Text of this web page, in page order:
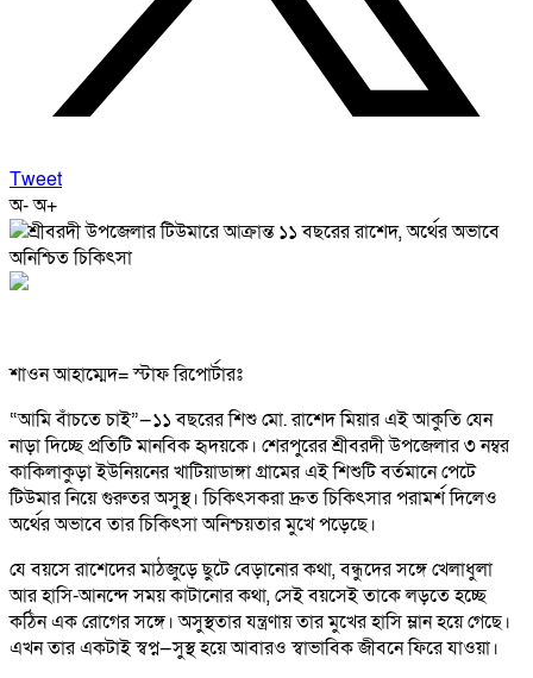
Tweet
অ-অ+
শাওন আহাম্মেদ= স্টাফ রিপোর্টারঃ
“আমি বাঁচতে চাই”—১১ বছরের শিশু মো. রাশেদ মিয়ার এই আকুতি যেন
নাড়া দিচ্ছে প্রতিটি মানবিক হৃদয়কে। শেরপুরের শ্রীবরদী উপজেলার ৩ নম্বর
কাকিলাকুড়া ইউনিয়নের খাটিয়াডাঙ্গা গ্রামের এই শিশুটি বর্তমানে পেটে
টিউমার নিয়ে গুরুতর অসুস্থ। চিকিৎসকরা দ্রুত চিকিৎসার পরামর্শ দিলেও
অর্থের অভাবে তার চিকিৎসা অনিশ্চয়তার মুখে পড়েছে।
যে বয়সে রাশেদের মাঠজুড়ে ছুটে বেড়ানোর কথা, বন্ধুদের সঙ্গে খেলাধুলা
আর হাসি-আনন্দে সময় কাটানোর কথা, সেই বয়সেই তাকে লড়তে হচ্ছে
কঠিন এক রোগের সঙ্গে। অসুস্থতার যন্ত্রণায় তার মুখের হাসি ম্লান হয়ে গেছে।
এখন তার একটাই স্বপ্ন—সুস্থ হয়ে আবারও স্বাভাবিক জীবনে ফিরে যাওয়া।